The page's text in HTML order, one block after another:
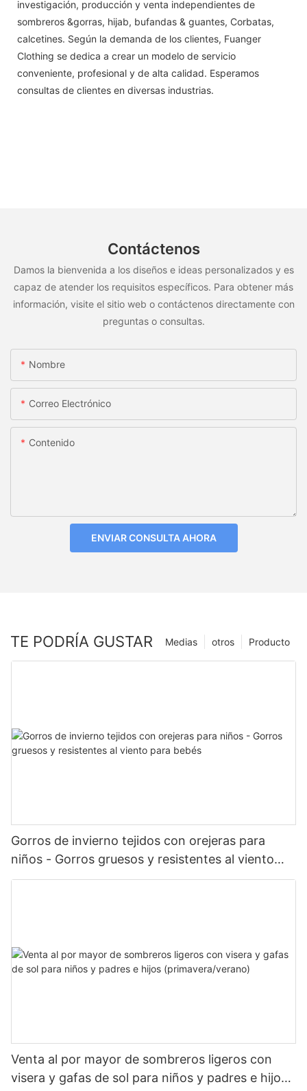
investigación, producción y venta independientes de
sombreros &gorras, hijab, bufandas & guantes, Corbatas,
calcetines. Según la demanda de los clientes, Fuanger
Clothing se dedica a crear un modelo de servicio
conveniente, profesional y de alta calidad. Esperamos
consultas de clientes en diversas industrias.
Contáctenos
Damos la bienvenida a los diseños e ideas personalizados y es
capaz de atender los requisitos específicos. Para obtener más
información, visite el sitio web o contáctenos directamente con
preguntas o consultas.
Nombre
Correo Electrónico
Contenido
ENVIAR CONSULTA AHORA
TE PODRÍA GUSTAR Producto
otros
Medias
Gorros de invierno tejidos con orejeras para
niños - Gorros gruesos y resistentes al viento
para bebés
Venta al por mayor de sombreros ligeros con
visera y gafas de sol para niños y padres e hijos